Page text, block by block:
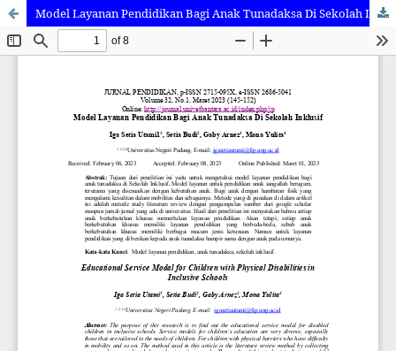
Model Layanan Pendidikan Bagi Anak Tunadaksa Di Sekolah Inklusif